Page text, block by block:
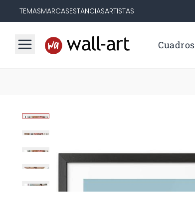
TEMASMARCASESTANCIASARTISTAS
Cuadros